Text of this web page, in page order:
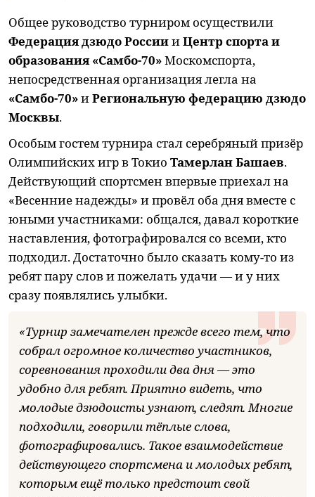
Общее руководство турниром осуществили
Федерация дзюдо РоссиииЦентр спорта и
образования «Самбо-70»Москомспорта,
непосредственная организация легла на
«Самбо-70»иРегиональную федерацию дзюдо
Москвы.
Особым гостем турнира стал серебряный призёр
Олимпийских игр в Токио Тамерлан Башаев.
Действующий спортсмен впервые приехал на
«Весенние надежды» и провёл оба дня вместе с
юными участниками: общался, давал короткие
наставления, фотографировался со всеми, кто
подходил. Достаточно было сказать кому-то из
ребят пару слов и пожелать удачи — и у них
сразу появлялись улыбки.
«Турнир замечателен прежде всего тем, что
собрал огромное количество участников,
соревнования проходили два дня — это
удобно для ребят. Приятно видеть, что
молодые дзюдоисты узнают, следят. Многие
подходили, говорили тёплые слова,
фотографировались. Такое взаимодействие
действующего спортсмена и молодых ребят,
которым ещё только предстоит свой